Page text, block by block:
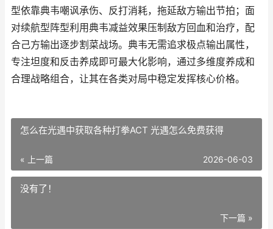
型依靠典韦嘲讽承伤、反打消耗，拖延敌方输出节拍；面
对续航型阵型利用典韦减益效果压制敌方回血和治疗，配
合己方输出逐步割菜战场。典韦无需追求极点输出属性，
专注坦度和反击养成即可最大化影响，通过多维度养成和
合理战略组合，让其在各类对局中稳定发挥核心价格。
怎么在光遇中获取各种打拳ACT 光遇怎么免费获得
« 上一篇 2026-06-03
没有了！
下一篇 »